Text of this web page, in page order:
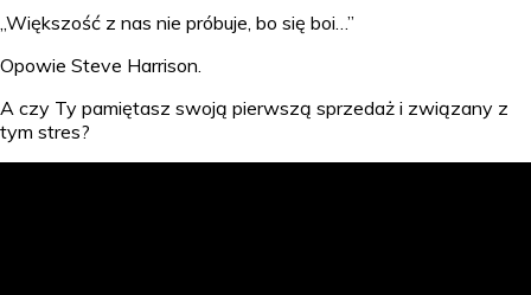
„Większość z nas nie próbuje, bo się boi…”
Opowie Steve Harrison.
A czy Ty pamiętasz swoją pierwszą sprzedaż i związany z
tym stres?